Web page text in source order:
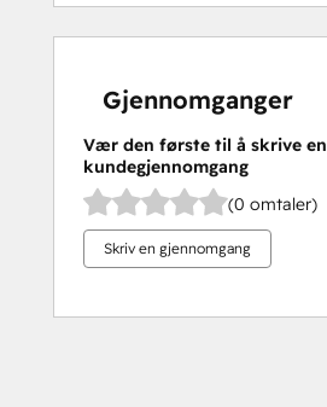
Gjennomganger
Vær den første til å skrive en
kundegjennomgang
(0 omtaler)
Skriv en gjennomgang